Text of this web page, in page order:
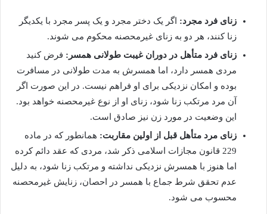
زنای فرد مجرد: اگر یک دختر مجرد و یک پسر مجرد با یکدیگر
زنا کنند، هر دو به زنای غیرمحصنه محکوم می شوند.
زنای فرد متأهل در دوران غیبت طولانی همسر: فرض کنید
مردی همسر دارد، اما همسرش به مدت طولانی در مسافرت
بوده و امکان نزدیکی برای او فراهم نیست. در این صورت اگر
آن مرد مرتکب زنا شود، زنای او از نوع غیرمحصنه خواهد بود.
این وضعیت در مورد زن نیز صادق است.
زنای مرد متأهل قبل از اولین مقاربت: همانطور که در ماده
229 قانون مجازات اسلامی ذکر شد، مردی که عقد دائم کرده
اما هنوز با همسرش نزدیکی نداشته و مرتکب زنا شود، به دلیل
عدم تحقق شرط جماع با همسر در احصان، زنایش غیرمحصنه
محسوب می شود.